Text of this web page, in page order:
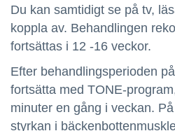
Du kan samtidigt se på tv,
koppla av. Behandlingen
fortsättas i 12 -16 veckor.
Efter behandlingsperioden
fortsätta med TONE-
minuter en gång i veckan.
styrkan i